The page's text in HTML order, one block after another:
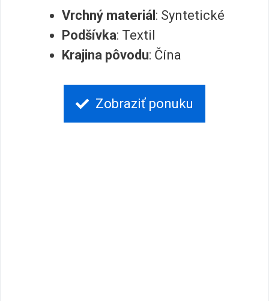
Vrchný materiál : Syntetické
Podšívka: Textil
Krajina pôvodu: Čína
Zobraziť ponuku